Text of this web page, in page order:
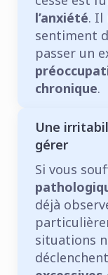
l’anxiété. Il
sentiment
passer un
chronique.
Une
gérer
Si vous
déjà
situations